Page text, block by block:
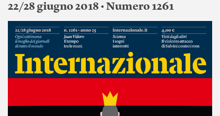
22/28 giugno 2018 • Numero 1261